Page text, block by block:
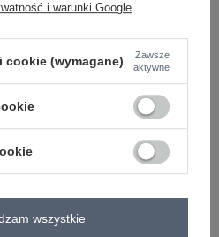
I ZOBACZ CENĘ
Zadaj pytanie
10% elastan
i warunki Google.
(wymagane)
Zawsze
aktywne
wszystkie